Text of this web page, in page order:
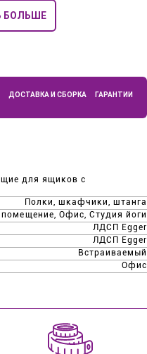
БОЛЬШЕ
ДОСТАВКА И СБОРКА ГАРАНТИИ
для ящиков с
Полки, шкафчики, штанга
Офис, Студия йоги
ЛДСП Egger
ЛДСП Egger
Встраиваемый
Офис